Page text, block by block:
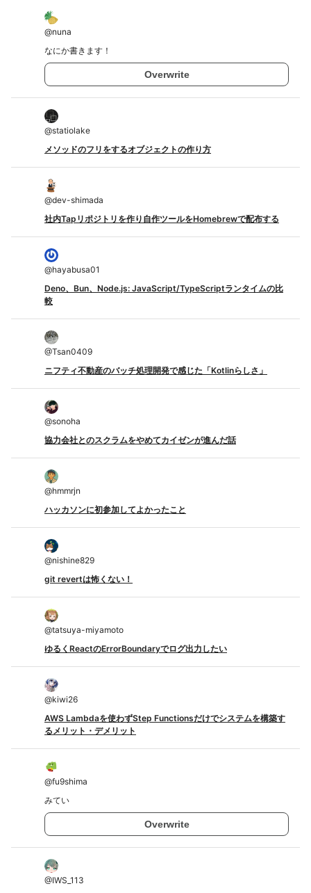
@nuna
なにか書きます！
Overwrite
@statiolake
メソッドのフリをするオブジェクトの作り方
@dev-shimada
社内Tapリポジトリを作り自作ツールをHomebrewで配布する
@hayabusa01
Deno、Bun、Node.js: JavaScript/TypeScriptランタイムの比
較
@Tsan0409
ニフティ不動産のバッチ処理開発で感じた「Kotlinらしさ」
@sonoha
協力会社とのスクラムをやめてカイゼンが進んだ話
@hmmrjn
ハッカソンに初参加してよかったこと
@nishine829
git revertは怖くない！
@tatsuya-miyamoto
ゆるくReactのErrorBoundaryでログ出力したい
@kiwi26
AWS Lambdaを使わずStep Functionsだけでシステムを構築す
るメリット・デメリット
@fu9shima
みてい
Overwrite
@IWS_113